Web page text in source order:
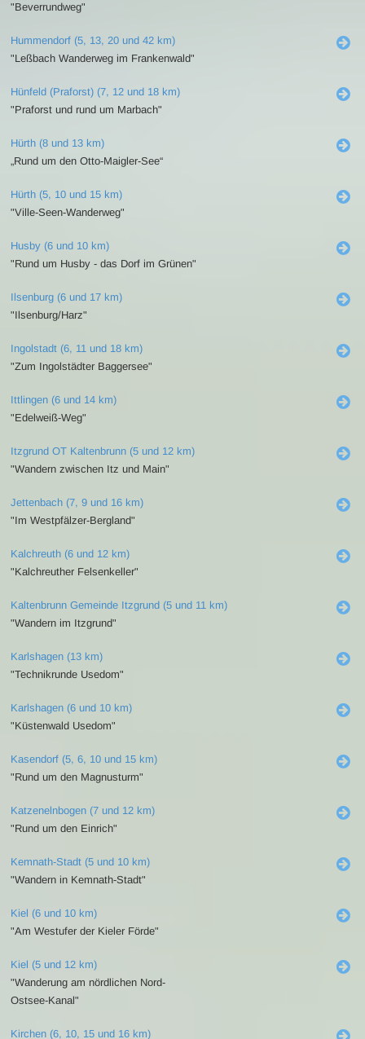
"Beverrundweg"
Hummendorf (5, 13, 20 und 42 km)
"Leßbach Wanderweg im Frankenwald"
Hünfeld (Praforst) (7, 12 und 18 km)
"Praforst und rund um Marbach"
Hürth (8 und 13 km)
„Rund um den Otto-Maigler-See“
Hürth (5, 10 und 15 km)
"Ville-Seen-Wanderweg"
Husby (6 und 10 km)
"Rund um Husby - das Dorf im Grünen"
Ilsenburg (6 und 17 km)
"Ilsenburg/Harz"
Ingolstadt (6, 11 und 18 km)
"Zum Ingolstädter Baggersee"
Ittlingen (6 und 14 km)
"Edelweiß-Weg"
Itzgrund OT Kaltenbrunn (5 und 12 km)
"Wandern zwischen Itz und Main"
Jettenbach (7, 9 und 16 km)
"Im Westpfälzer-Bergland"
Kalchreuth (6 und 12 km)
"Kalchreuther Felsenkeller"
Kaltenbrunn Gemeinde Itzgrund (5 und 11 km)
"Wandern im Itzgrund"
Karlshagen (13 km)
"Technikrunde Usedom"
Karlshagen (6 und 10 km)
"Küstenwald Usedom"
Kasendorf (5, 6, 10 und 15 km)
"Rund um den Magnusturm"
Katzenelnbogen (7 und 12 km)
"Rund um den Einrich"
Kemnath-Stadt (5 und 10 km)
"Wandern in Kemnath-Stadt"
Kiel (6 und 10 km)
"Am Westufer der Kieler Förde"
Kiel (5 und 12 km)
"Wanderung am nördlichen Nord-
Ostsee-Kanal"
Kirchen (6, 10, 15 und 16 km)